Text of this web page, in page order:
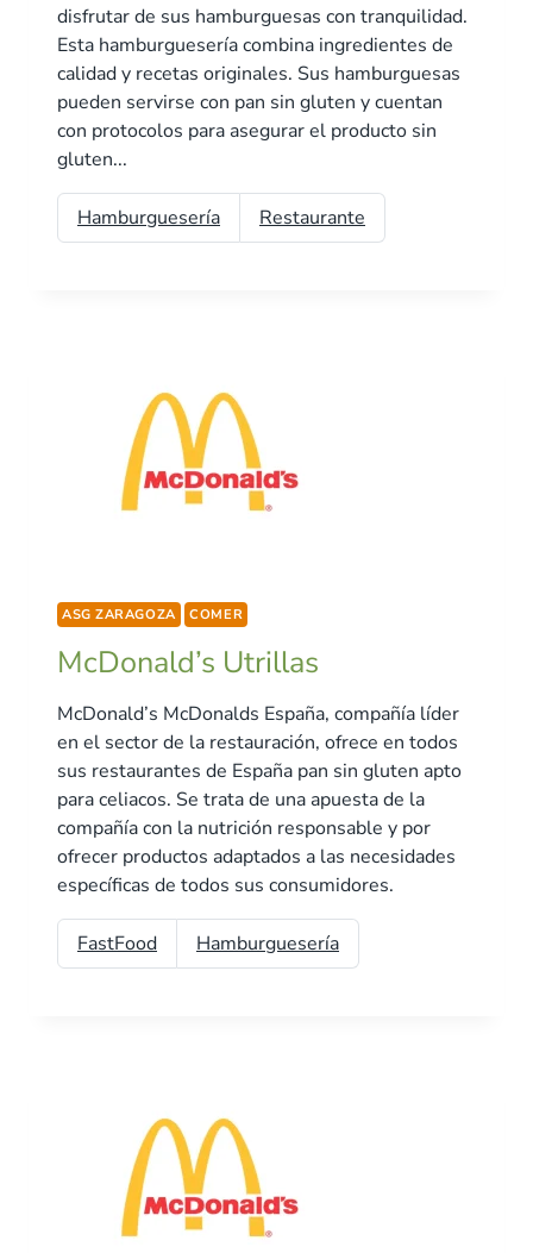
disfrutar de sus hamburguesas con tranquilidad.
Esta hamburguesería combina ingredientes de
calidad y recetas originales. Sus hamburguesas
pueden servirse con pan sin gluten y cuentan
con protocolos para asegurar el producto sin
gluten...
Hamburguesería Restaurante
ASG ZARAGOZA COMER
McDonald’s Utrillas
McDonald’s McDonalds España, compañía líder
en el sector de la restauración, ofrece en todos
sus restaurantes de España pan sin gluten apto
para celiacos. Se trata de una apuesta de la
compañía con la nutrición responsable y por
ofrecer productos adaptados a las necesidades
específicas de todos sus consumidores.
FastFood Hamburguesería